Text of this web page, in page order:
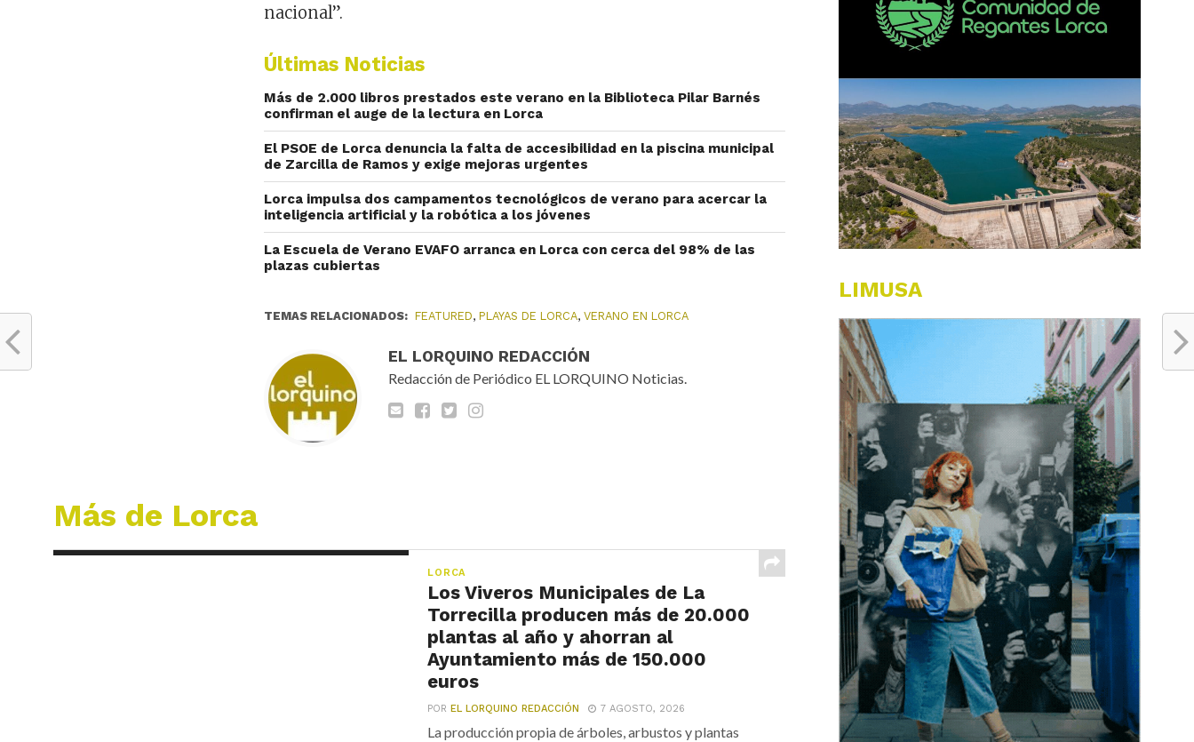
nacional”.
Últimas Noticias
Más de 2.000 libros prestados este verano en la Biblioteca Pilar Barnés
confirman el auge de la lectura en Lorca
El PSOE de Lorca denuncia la falta de accesibilidad en la piscina municipal
de Zarcilla de Ramos y exige mejoras urgentes
Lorca impulsa dos campamentos tecnológicos de verano para acercar la
inteligencia artificial y la robótica a los jóvenes
La Escuela de Verano EVAFO arranca en Lorca con cerca del 98% de las
plazas cubiertas
TEMAS RELACIONADOS: FEATURED,PLAYAS DE LORCA,VERANO EN LORCA
EL LORQUINO REDACCIÓN
Redacción de Periódico EL LORQUINO Noticias.
Más de Lorca
LORCA
Los Viveros Municipales de La
Torrecilla producen más de 20.000
plantas al año y ahorran al
Ayuntamiento más de 150.000
euros
POREL LORQUINO REDACCIÓN 7 AGOSTO, 2026
La producción propia de árboles, arbustos y plantas
LIMUSA